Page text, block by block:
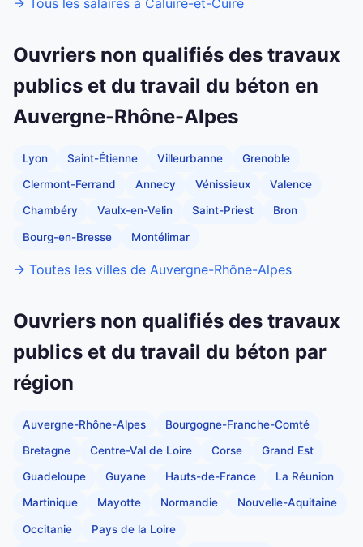
→ Tous les salaires à Caluire-et-Cuire
Ouvriers non qualifiés des travaux
publics et du travail du béton en
Auvergne-Rhône-Alpes
Lyon Saint-Étienne Villeurbanne Grenoble
Clermont-Ferrand Annecy Vénissieux Valence
Chambéry Vaulx-en-Velin Saint-Priest Bron
Bourg-en-Bresse Montélimar
→ Toutes les villes de Auvergne-Rhône-Alpes
Ouvriers non qualifiés des travaux
publics et du travail du béton par
région
Auvergne-Rhône-Alpes Bourgogne-Franche-Comté
Bretagne Centre-Val de Loire Corse Grand Est
Guadeloupe Guyane Hauts-de-France La Réunion
Martinique Mayotte Normandie Nouvelle-Aquitaine
Occitanie Pays de la Loire